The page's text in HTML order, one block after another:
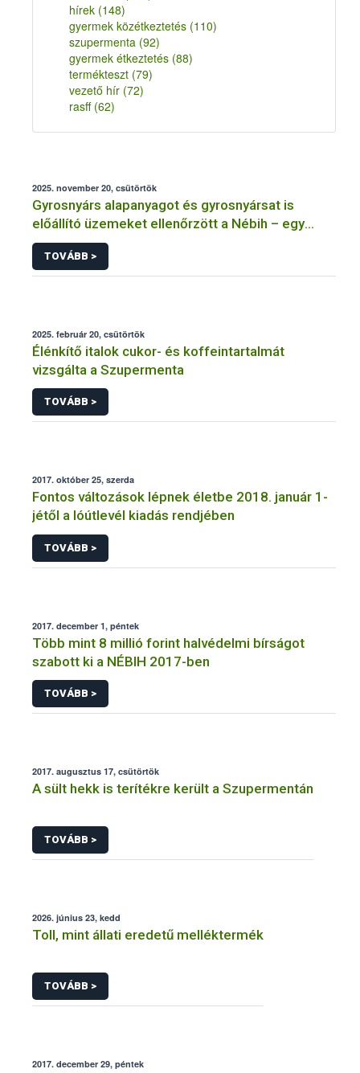
hírek (148)
gyermek közétkeztetés (110)
szupermenta (92)
gyermek étkeztetés (88)
termékteszt (79)
vezető hír (72)
rasff (62)
2025. november 20, csütörtök
Gyrosnyárs alapanyagot és gyrosnyársat is
előállító üzemeket ellenőrzött a Nébih – egy
üzem működését azonnal felfüggesztették
TOVÁBB >
2025. február 20, csütörtök
Élénkítő italok cukor- és koffeintartalmát
vizsgálta a Szupermenta
TOVÁBB >
2017. október 25, szerda
Fontos változások lépnek életbe 2018. január 1-
jétől a lóútlevél kiadás rendjében
TOVÁBB >
2017. december 1, péntek
Több mint 8 millió forint halvédelmi bírságot
szabott ki a NÉBIH 2017-ben
TOVÁBB >
2017. augusztus 17, csütörtök
A sült hekk is terítékre került a Szupermentán
TOVÁBB >
2026. június 23, kedd
Toll, mint állati eredetű melléktermék
TOVÁBB >
2017. december 29, péntek